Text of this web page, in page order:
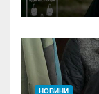
НОВИНИ